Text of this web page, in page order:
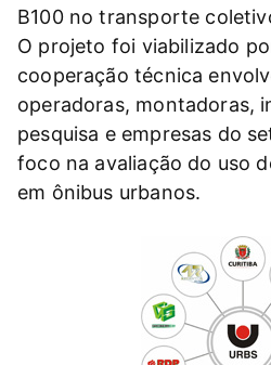
B100 no transporte
O projeto foi viabilizado
cooperação técnica
operadoras, montadoras,
pesquisa e empresas do
foco na avaliação do uso
em ônibus urbanos.